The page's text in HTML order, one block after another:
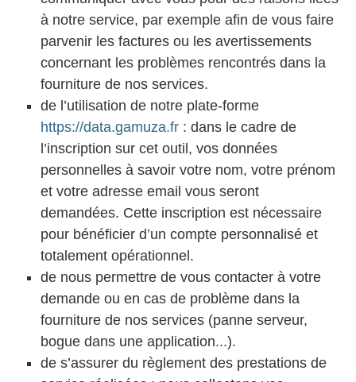
à notre service, par exemple afin de vous faire
parvenir les factures ou les avertissements
concernant les problèmes rencontrés dans la
fourniture de nos services.
de l’utilisation de notre plate-forme
https://data.gamuza.fr : dans le cadre de
l’inscription sur cet outil, vos données
personnelles à savoir votre nom, votre prénom
et votre adresse email vous seront
demandées. Cette inscription est nécessaire
pour bénéficier d’un compte personnalisé et
totalement opérationnel.
de nous permettre de vous contacter à votre
demande ou en cas de problème dans la
fourniture de nos services (panne serveur,
bogue dans une application...).
de s’assurer du règlement des prestations de